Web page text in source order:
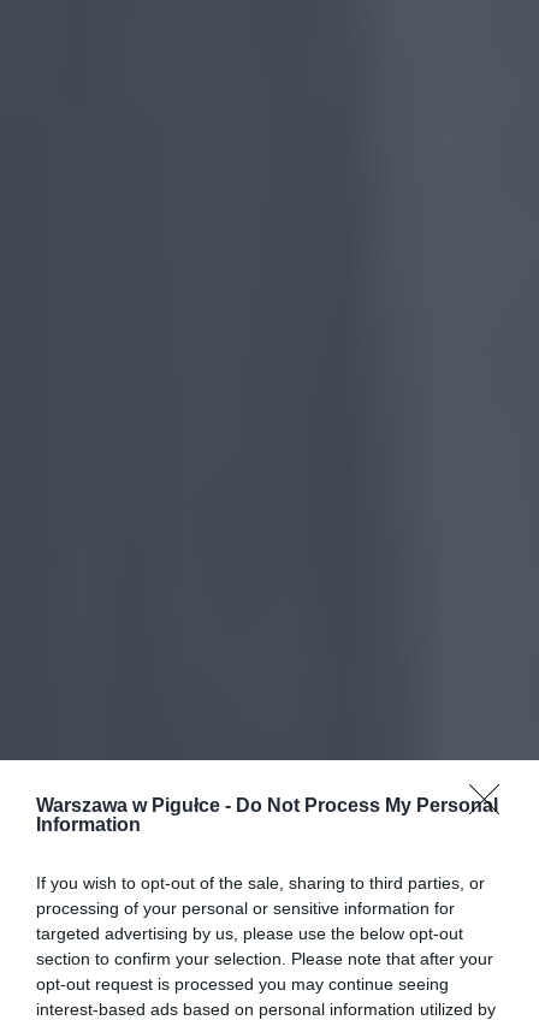
Warszawa w Pigułce - Do Not Process My Personal
Information
If you wish to opt-out of the sale, sharing to third parties, or
processing of your personal or sensitive information for
targeted advertising by us, please use the below opt-out
section to confirm your selection. Please note that after your
opt-out request is processed you may continue seeing
interest-based ads based on personal information utilized by